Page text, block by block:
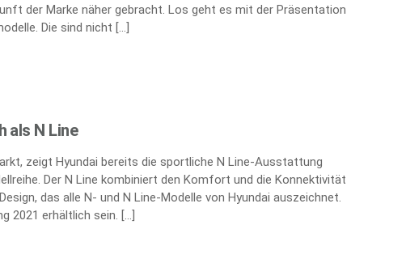
der Marke näher gebracht. Los geht es mit der Präsentation
Die sind nicht […]
als N Line
zeigt Hyundai bereits die sportliche N Line-Ausstattung
Der N Line kombiniert den Komfort und die Konnektivität
das alle N- und N Line-Modelle von Hyundai auszeichnet.
2021 erhältlich sein. […]